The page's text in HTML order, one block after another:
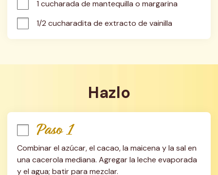
1 cucharada de mantequilla o margarina
1/2 cucharadita de extracto de vainilla
Hazlo
Paso 1
Combinar el azúcar, el cacao, la maicena y la sal en
una cacerola mediana. Agregar la leche evaporada
y el agua; batir para mezclar.